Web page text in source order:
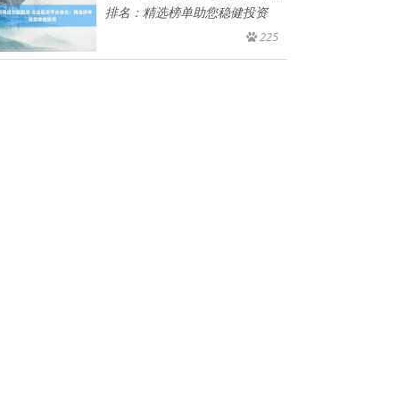
排名：精选榜单助您稳健投资
225